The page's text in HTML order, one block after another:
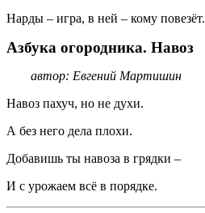
Нарды – игра, в ней – кому повезёт.
Азбука огородника. Навоз
автор: Евгений Мартишин
Навоз пахуч, но не духи.
А без него дела плохи.
Добавишь ты навоза в грядки –
И с урожаем всё в порядке.